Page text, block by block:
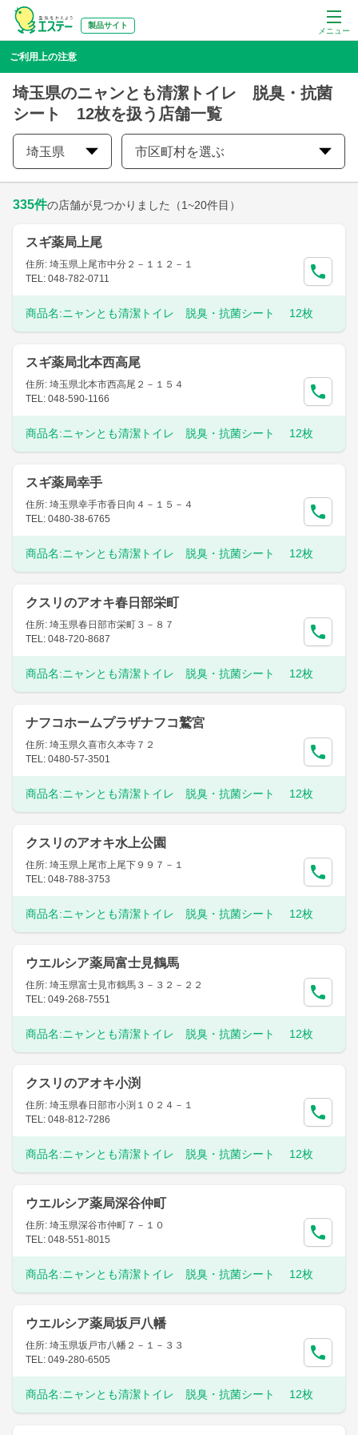
メニュー
製品サイト
ご利用上の注意
埼玉県のニャンとも清潔トイレ 脱臭・抗菌
シート 12枚を扱う店舗一覧
埼玉県 市区町村を選ぶ
335件の店舗が見つかりました （1~20件目）
スギ薬局上尾
住所: 埼玉県上尾市中分２－１１２－１
TEL: 048-782-0711
商品名:ニャンとも清潔トイレ 脱臭・抗菌シート 12枚
スギ薬局北本西高尾
住所: 埼玉県北本市西高尾２－１５４
TEL: 048-590-1166
商品名:ニャンとも清潔トイレ 脱臭・抗菌シート 12枚
スギ薬局幸手
住所: 埼玉県幸手市香日向４－１５－４
TEL: 0480-38-6765
商品名:ニャンとも清潔トイレ 脱臭・抗菌シート 12枚
クスリのアオキ春日部栄町
住所: 埼玉県春日部市栄町３－８７
TEL: 048-720-8687
商品名:ニャンとも清潔トイレ 脱臭・抗菌シート 12枚
ナフコホームプラザナフコ鷲宮
住所: 埼玉県久喜市久本寺７２
TEL: 0480-57-3501
商品名:ニャンとも清潔トイレ 脱臭・抗菌シート 12枚
クスリのアオキ水上公園
住所: 埼玉県上尾市上尾下９９７－１
TEL: 048-788-3753
商品名:ニャンとも清潔トイレ 脱臭・抗菌シート 12枚
ウエルシア薬局富士見鶴馬
住所: 埼玉県富士見市鶴馬３－３２－２２
TEL: 049-268-7551
商品名:ニャンとも清潔トイレ 脱臭・抗菌シート 12枚
クスリのアオキ小渕
住所: 埼玉県春日部市小渕１０２４－１
TEL: 048-812-7286
商品名:ニャンとも清潔トイレ 脱臭・抗菌シート 12枚
ウエルシア薬局深谷仲町
住所: 埼玉県深谷市仲町７－１０
TEL: 048-551-8015
商品名:ニャンとも清潔トイレ 脱臭・抗菌シート 12枚
ウエルシア薬局坂戸八幡
住所: 埼玉県坂戸市八幡２－１－３３
TEL: 049-280-6505
商品名:ニャンとも清潔トイレ 脱臭・抗菌シート 12枚